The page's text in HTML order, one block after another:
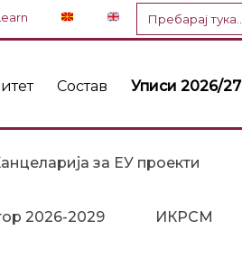
Пребарај
за:
Состав Уписи 2026/27
за ЕУ проекти
2026-2029 ИКРСМ